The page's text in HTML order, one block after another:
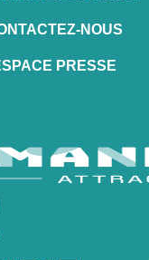
NOUS
PRESSE